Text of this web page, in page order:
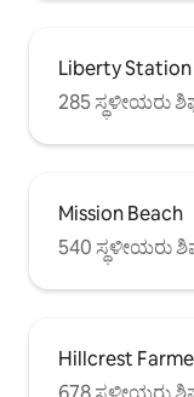
Liberty Station
285 ಸ್ಥಳೀಯರು
Mission Beach
540 ಸ್ಥಳೀಯರು
Hillcrest